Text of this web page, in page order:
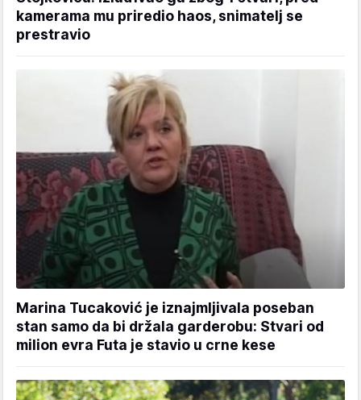
kamerama mu priredio haos, snimatelj se
prestravio
Marina Tucaković je iznajmljivala poseban
stan samo da bi držala garderobu: Stvari od
milion evra Futa je stavio u crne kese